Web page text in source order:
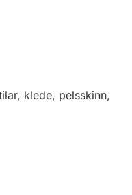
klede, pelsskinn,